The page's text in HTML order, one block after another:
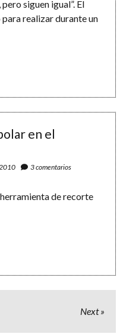
siguen igual”. El
realizar durante un
en el
3 comentarios
de recorte
Next